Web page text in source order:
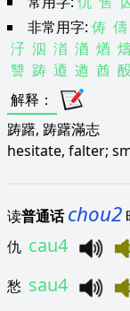
非常用字: 俦 儔
汓 泅 渞 湭 煪
讐 踌 逎 遒 酋
解释 ：
踌躇, 踌躇滿志
hesitate, falter;
读普通话 chou2
仇 cau4
愁 sau4